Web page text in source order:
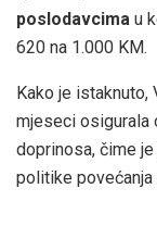
poslodavcima u
620 na 1.000 KM.
Kako je istaknuto,
mjeseci osigurala
doprinosa, čime
politike povećanja